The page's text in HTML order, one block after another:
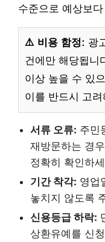
수준으로 예상보
⚠️ 비용 함정: 광
건에만 해당됩니
이상 높을 수 있
이를 반드시 고
서류 오류: 주민
재방문하는 경
정확히 확인하
기간 착각: 영업
놓치지 않도록
신용등급 하락:
상환유예를 신